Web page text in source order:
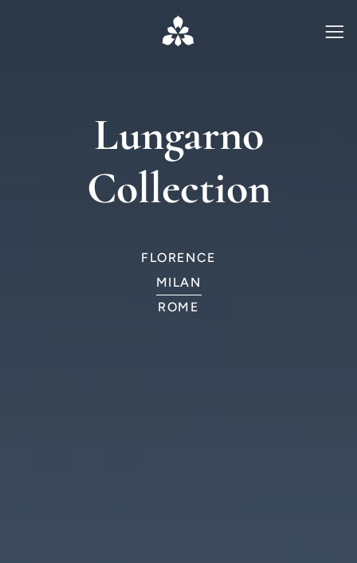
Lungarno
Collection
FLORENCE
MILAN
ROME